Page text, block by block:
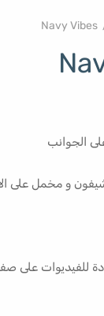
الجوانب
و مخمل على
للفيديوات على